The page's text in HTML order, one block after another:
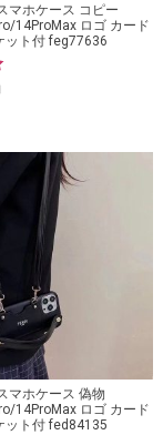
マホケース コピー
14ProMax ロゴ カード
ット付 feg77636
マホケース 偽物
14ProMax ロゴ カード
ット付 fed84135